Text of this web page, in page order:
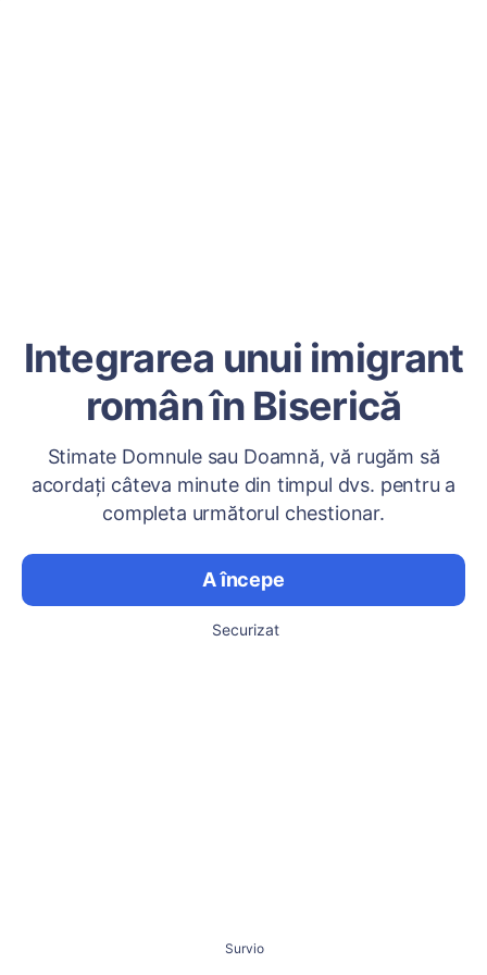
Integrarea unui imigrant
român în Biserică
Stimate Domnule sau Doamnă, vă rugăm să
acordați câteva minute din timpul dvs. pentru a
completa următorul chestionar.
A începe
Securizat
Survio